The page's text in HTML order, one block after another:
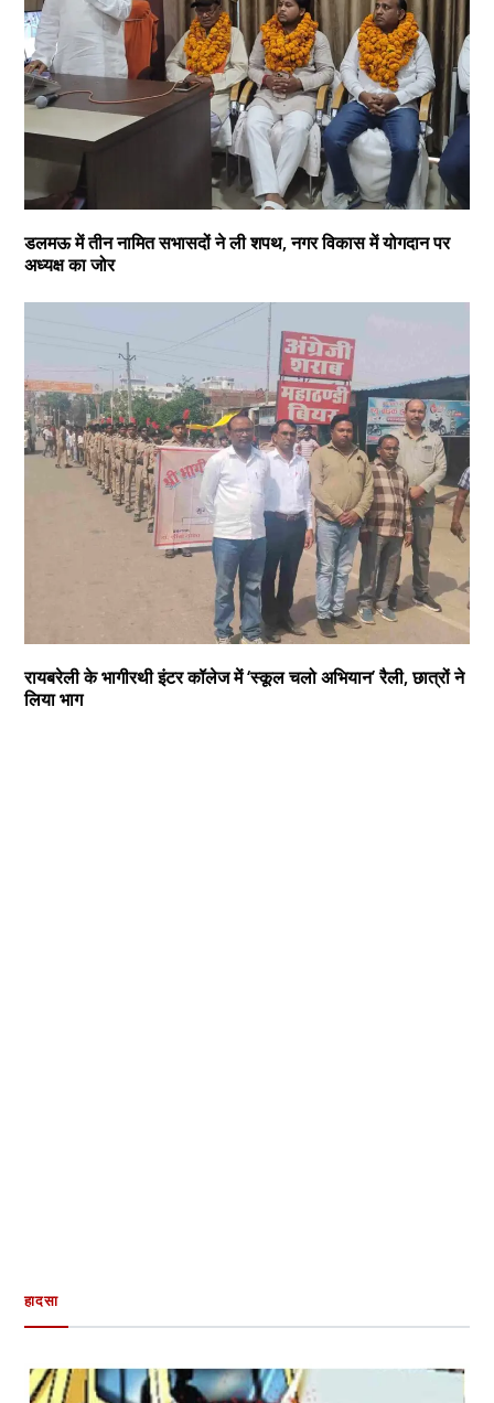
डलमऊ में तीन नामित सभासदों ने ली शपथ, नगर विकास में योगदान पर
अध्यक्ष का जोर
रायबरेली के भागीरथी इंटर कॉलेज में ‘स्कूल चलो अभियान’ रैली, छात्रों ने
लिया भाग
हादसा